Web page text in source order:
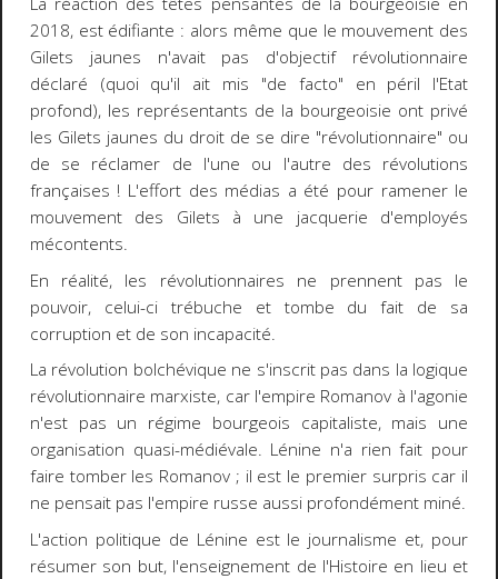
2018, est édifiante : alors même que le mouvement des
Gilets jaunes n'avait pas d'objectif révolutionnaire
déclaré (quoi qu'il ait mis "de facto" en péril l'Etat
profond), les représentants de la bourgeoisie ont privé
les Gilets jaunes du droit de se dire "révolutionnaire" ou
de se réclamer de l'une ou l'autre des révolutions
françaises ! L'effort des médias a été pour ramener le
mouvement des Gilets à une jacquerie d'employés
mécontents.
En réalité, les révolutionnaires ne prennent pas le
pouvoir, celui-ci trébuche et tombe du fait de sa
corruption et de son incapacité.
La révolution bolchévique ne s'inscrit pas dans la logique
révolutionnaire marxiste, car l'empire Romanov à l'agonie
n'est pas un régime bourgeois capitaliste, mais une
organisation quasi-médiévale. Lénine n'a rien fait pour
faire tomber les Romanov ; il est le premier surpris car il
ne pensait pas l'empire russe aussi profondément miné.
L'action politique de Lénine est le journalisme et, pour
résumer son but, l'enseignement de l'Histoire en lieu et